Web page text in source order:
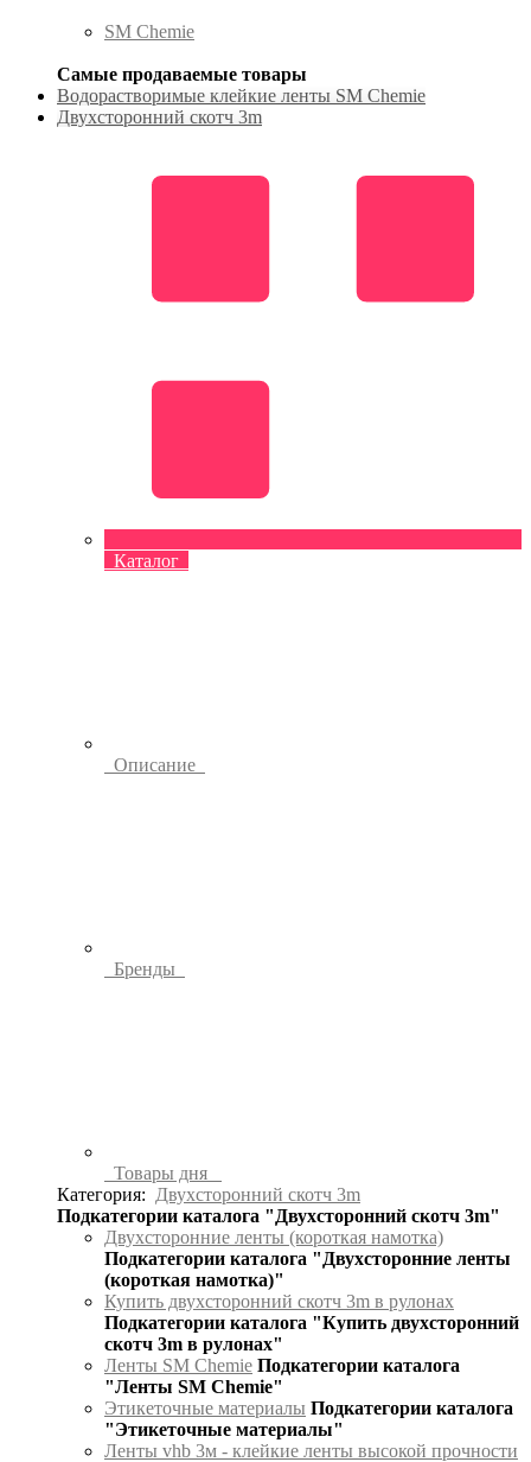
SM Chemie
Самые продаваемые товары
Водорастворимые клейкие ленты SM Chemie
Двухсторонний скотч 3m
Каталог
Описание
Бренды
Товары дня
Категория:
Двухсторонний скотч 3m
Подкатегории каталога "Двухсторонний скотч 3m"
Двухсторонние ленты (короткая намотка)
Подкатегории каталога "Двухсторонние ленты
(короткая намотка)"
Купить двухсторонний скотч 3m в рулонах
Подкатегории каталога "Купить двухсторонний
скотч 3m в рулонах"
Ленты SM Chemie Подкатегории каталога
"Ленты SM Chemie"
Этикеточные материалы Подкатегории каталога
"Этикеточные материалы"
Ленты vhb 3м - клейкие ленты высокой прочности